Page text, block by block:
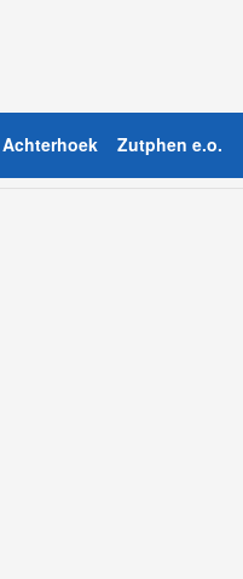
Achterhoek Zutphen e.o.